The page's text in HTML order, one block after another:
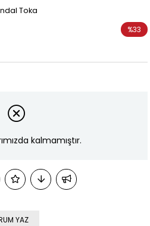
Toka
%33
kalmamıştır.
YAZ